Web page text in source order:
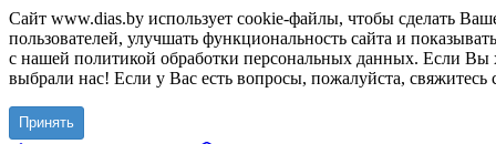
Сайт www.dias.by использует cookie-файлы, чтобы сделать
пользователей, улучшать функциональность сайта и
с нашей политикой обработки персональных данных. Если Вы
выбрали нас! Если у Вас есть вопросы, пожалуйста, свяжитесь
Принять